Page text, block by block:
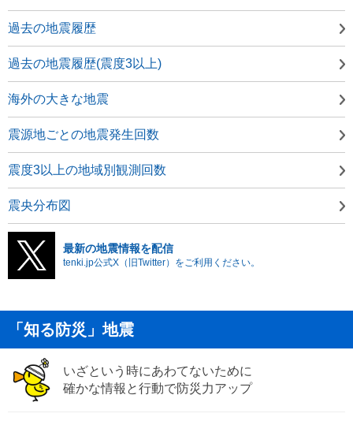
過去の地震履歴
過去の地震履歴(震度3以上)
海外の大きな地震
震源地ごとの地震発生回数
震度3以上の地域別観測回数
震央分布図
最新の地震情報を配信
tenki.jp公式X（旧Twitter）をご利用ください。
「知る防災」地震
いざという時にあわてないために
確かな情報と行動で防災力アップ